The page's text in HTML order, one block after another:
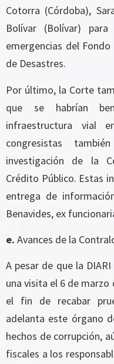
Cotorra (Córdoba),
Bolívar (Bolívar)
emergencias del
de Desastres.
Por último, la Corte
que se habrían
infraestructura vial
congresistas
investigación de la
Crédito Público. Estas
entrega de
Benavides, ex
e. Avances de la
A pesar de que la
una visita el 6 de marzo
el fin de recabar
adelanta este órgano
hechos de corrupción,
fiscales a los